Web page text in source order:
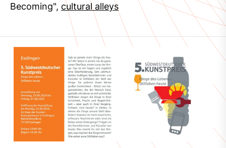
Becoming", cultural alleys